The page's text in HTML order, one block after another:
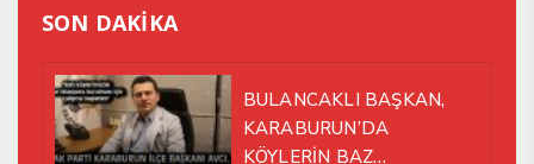
SON DAKİKA
BULANCAKLI BAŞKAN,
KARABURUN’DA
KÖYLERİN BAZ